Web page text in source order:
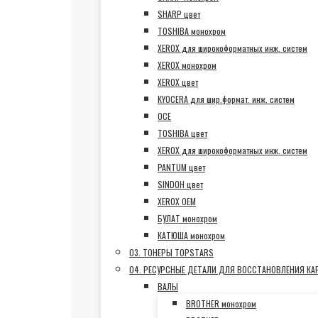
SHARP цвет
TOSHIBA монохром
XEROX для широкоформатных инж. систем
XEROX монохром
XEROX цвет
KYOCERA для шир.формат. инж. систем
OCE
TOSHIBA цвет
XEROX для широкоформатных инж. систем
PANTUM цвет
SINDOH цвет
XEROX OEM
БУЛАТ монохром
КАТЮША монохром
03. ТОНЕРЫ TOPSTARS
04. РЕСУРСНЫЕ ДЕТАЛИ ДЛЯ ВОССТАНОВЛЕНИЯ
ВАЛЫ
BROTHER монохром